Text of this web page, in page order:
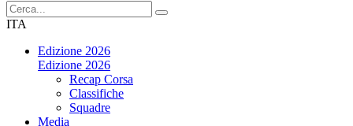
ITA
Edizione 2026
Edizione 2026
Recap Corsa
Classifiche
Squadre
Media